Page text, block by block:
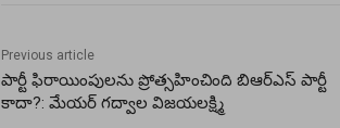
Previous article
పార్టీ ఫిరాయింపులను ప్రోత్సహించింది బిఆర్ఎస్ పార్టీ
కాదా?: మేయర్ గద్వాల విజయలక్ష్మి